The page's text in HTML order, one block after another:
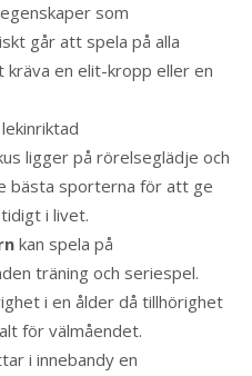
som
går att spela på alla
kräva en elit-kropp eller en
ligger på rörelseglädje och
bästa sporterna för att ge
i livet.
kan spela på
träning och seriespel.
i en ålder då tillhörighet
för välmåendet.
i innebandy en